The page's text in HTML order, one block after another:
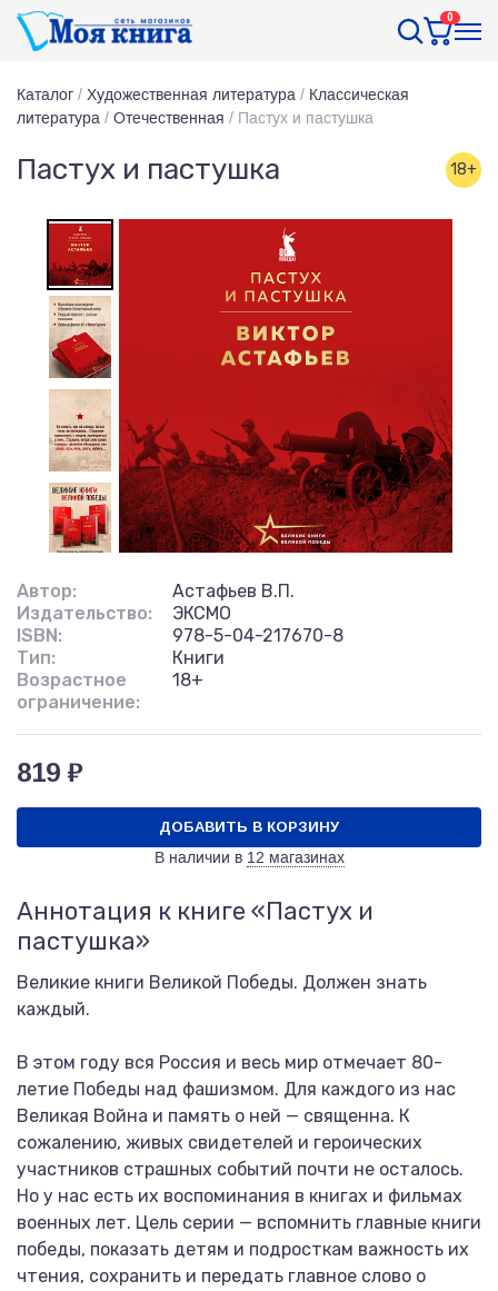
0
Каталог / Художественная литература / Классическая
литература / Отечественная / Пастух и пастушка
Пастух и пастушка 18+
Автор:
Астафьев В.П.
Издательство:
ЭКСМО
ISBN:
978-5-04-217670-8
Тип:
Книги
Возрастное
ограничение:
18+
819 ₽
ДОБАВИТЬ В КОРЗИНУ
В наличии в 12 магазинах
Аннотация к книге «Пастух и
пастушка»
Великие книги Великой Победы. Должен знать
каждый.
В этом году вся Россия и весь мир отмечает 80-
летие Победы над фашизмом. Для каждого из нас
Великая Война и память о ней — священна. К
сожалению, живых свидетелей и героических
участников страшных событий почти не осталось.
Но у нас есть их воспоминания в книгах и фильмах
военных лет. Цель серии — вспомнить главные книги
победы, показать детям и подросткам важность их
чтения, сохранить и передать главное слово о